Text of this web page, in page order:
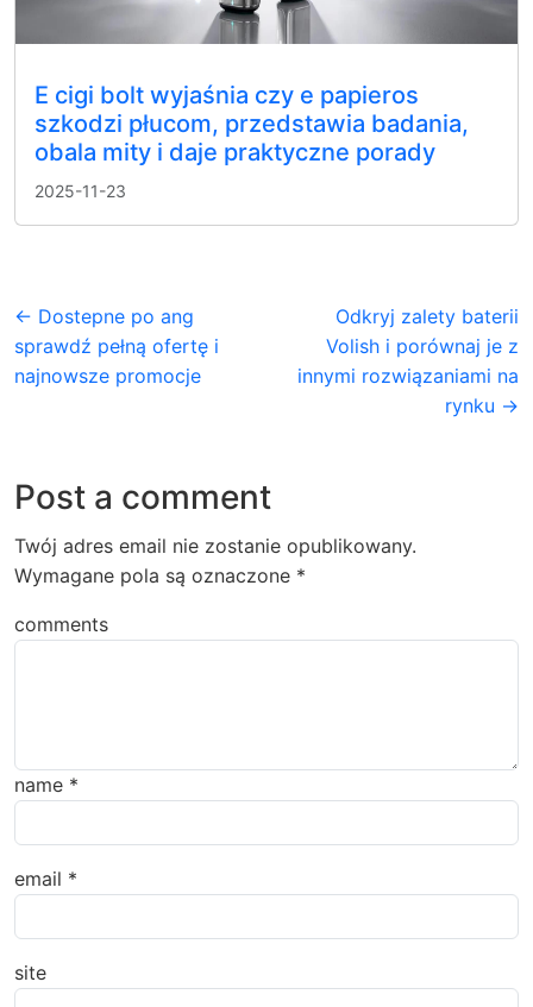
E cigi bolt wyjaśnia czy e papieros
szkodzi płucom, przedstawia badania,
obala mity i daje praktyczne porady
2025-11-23
← Dostepne po ang
sprawdź pełną ofertę i
najnowsze promocje
Odkryj zalety baterii
Volish i porównaj je z
innymi rozwiązaniami na
rynku →
Post a comment
Twój adres email nie zostanie opublikowany.
Wymagane pola są oznaczone *
comments
name *
email *
site